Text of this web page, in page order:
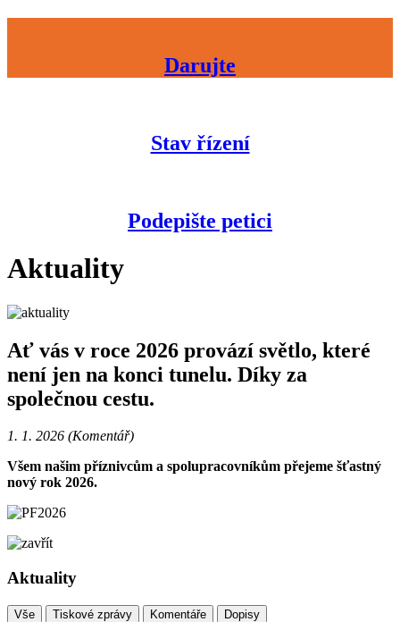
Darujte
Stav řízení
Podepište petici
Aktuality
Ať vás v roce 2026 provází světlo, které
není jen na konci tunelu. Díky za
společnou cestu.
1. 1. 2026 (Komentář)
Všem našim příznivcům a spolupracovníkům přejeme šťastný
nový rok 2026.
Aktuality
Vše Tiskové zprávy Komentáře Dopisy